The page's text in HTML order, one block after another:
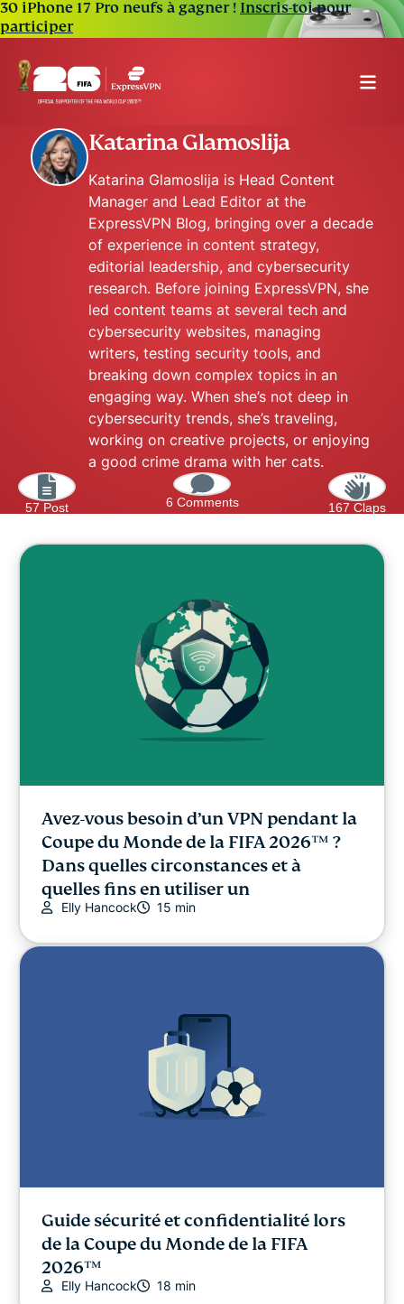
30 iPhone 17 Pro neufs à gagner ! Inscris-toi pour
participer
Katarina Glamoslija
Katarina Glamoslija is Head Content
Manager and Lead Editor at the
ExpressVPN Blog, bringing over a decade
of experience in content strategy,
editorial leadership, and cybersecurity
research. Before joining ExpressVPN, she
led content teams at several tech and
cybersecurity websites, managing
writers, testing security tools, and
breaking down complex topics in an
engaging way. When she’s not deep in
cybersecurity trends, she’s traveling,
working on creative projects, or enjoying
a good crime drama with her cats.
57 Post 6 Comments 167 Claps
Avez-vous besoin d’un VPN pendant la
Coupe du Monde de la FIFA 2026™️ ?
Dans quelles circonstances et à
quelles fins en utiliser un
Elly Hancock 15 min
Guide sécurité et confidentialité lors
de la Coupe du Monde de la FIFA
2026™️
Elly Hancock 18 min